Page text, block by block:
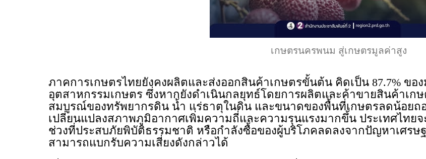
เกษตรนครพนม สู่เกษตรมูลค่าสูง
ภาคการเกษตรไทยยังคงผลิตและส่งออกสินค้าเกษตรขั้นต้น คิดเป็น 87.7% ขอ
อุตสาหกรรมเกษตร ซึ่งหากยังดำเนินกลยุทธ์โดยการผลิตและค้าขายสินค้าเ
สมบูรณ์ของทรัพยากรดิน น้ำ แร่ธาตุในดิน และขนาดของพื้นที่เกษตรลดน้อยถ
เปลี่ยนแปลงสภาพภูมิอากาศเพิ่มความถี่และความรุนแรงมากขึ้น ประเทศไทย
ช่วงที่ประสบภัยพิบัติธรรมชาติ หรือกำลังซื้อของผู้บริโภคลดลงจากปัญหาเศรษ
สามารถแบกรับความเสี่ยงดังกล่าวได้